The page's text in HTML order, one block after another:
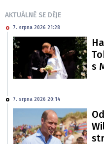
AKTUÁLNĚ SE DĚJE
7. srpna 2026 21:28
s
7. srpna 2026 20:14